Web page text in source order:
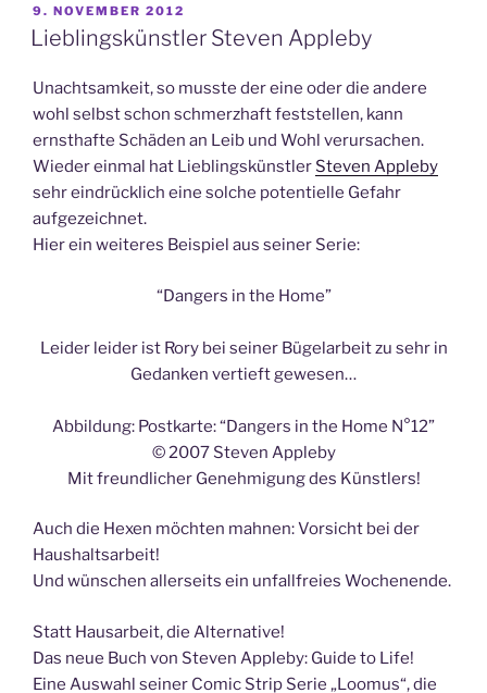
VERÖFFENTLICHT
AM
9. NOVEMBER 2012
Lieblingskünstler Steven Appleby
Unachtsamkeit, so musste der eine oder die andere
wohl selbst schon schmerzhaft feststellen, kann
ernsthafte Schäden an Leib und Wohl verursachen.
Wieder einmal hat Lieblingskünstler Steven Appleby
sehr eindrücklich eine solche potentielle Gefahr
aufgezeichnet.
Hier ein weiteres Beispiel aus seiner Serie:
“Dangers in the Home”
Leider leider ist Rory bei seiner Bügelarbeit zu sehr in
Gedanken vertieft gewesen…
Abbildung: Postkarte: “Dangers in the Home N°12”
© 2007 Steven Appleby
Mit freundlicher Genehmigung des Künstlers!
Auch die Hexen möchten mahnen: Vorsicht bei der
Haushaltsarbeit!
Und wünschen allerseits ein unfallfreies Wochenende.
Statt Hausarbeit, die Alternative!
Das neue Buch von Steven Appleby: Guide to Life!
Eine Auswahl seiner Comic Strip Serie „Loomus“, die